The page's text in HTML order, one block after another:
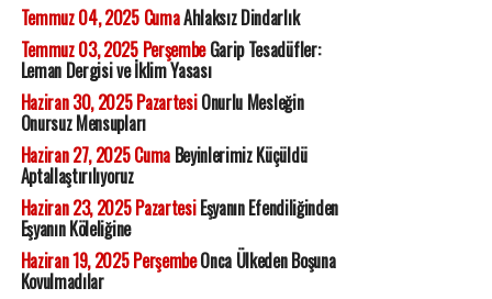
Temmuz 04, 2025 CumaAhlaksız Dindarlık
Temmuz 03, 2025 PerşembeGarip Tesadüfler:
Leman Dergisi ve İklim Yasası
Haziran 30, 2025 PazartesiOnurlu Mesleğin
Onursuz Mensupları
Haziran 27, 2025 CumaBeyinlerimiz Küçüldü
Aptallaştırılıyoruz
Haziran 23, 2025 PazartesiEşyanın Efendiliğinden
Eşyanın Köleliğine
Haziran 19, 2025 PerşembeOnca Ülkeden Boşuna
Kovulmadılar